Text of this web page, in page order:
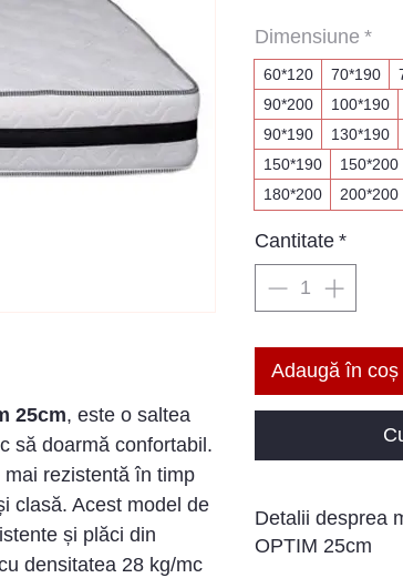
25cm, este o saltea
să doarmă confortabil.
rezistentă în timp
clasă. Acest model de
și plăci din
densitatea 28 kg/mc
Dimensiune *
60*120 70*190
90*200
100*190
90*190
130*190
150*190
150*200
180*200
200*200
Cantitate *
Adaugă în coș
Detalii desprea
OPTIM 25cm